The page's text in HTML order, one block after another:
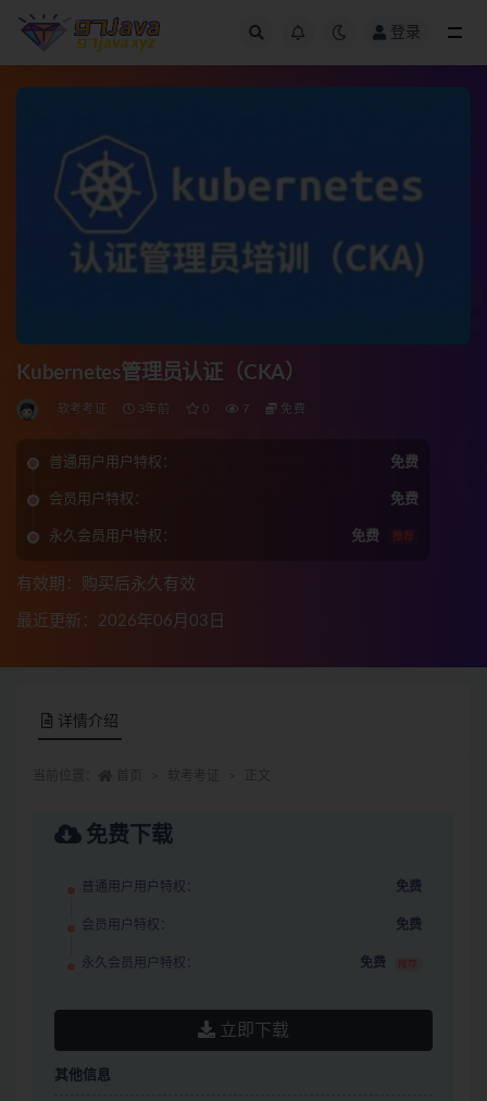
登录
Kubernetes管理员认证（CKA）
软考考证 3年前 0 7 免费
普通用户用户特权： 免费
会员用户特权： 免费
永久会员用户特权： 免费 推荐
有效期：购买后永久有效
最近更新：2026年06月03日
详情介绍
免费下载
普通用户用户特权： 免费
会员用户特权： 免费
永久会员用户特权： 免费 推荐
立即下载
其他信息